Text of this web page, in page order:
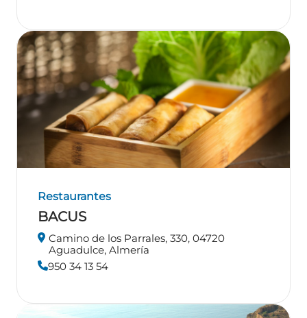
Restaurantes
BACUS
Camino de los Parrales, 330, 04720
Aguadulce, Almería
950 34 13 54